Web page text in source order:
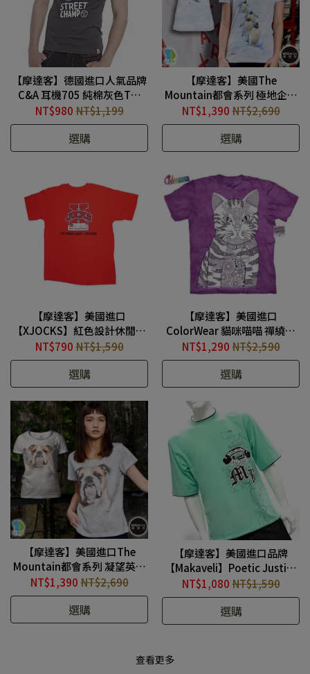
【摩達客】德國進口人氣品牌
C&A 耳機705 純棉灰色T恤
(10410060007)
NT$980 NT$1,199
選購
【摩達客】美國The
Mountain都會系列 極地企鵝
哦耶 V領藝術修身女版短袖T
恤 #TM210507002
NT$1,390 NT$2,690
選購
【摩達客】美國進口
【XJOCKS】紅色設計休閒短
袖T恤 (10413087001)
NT$790 NT$1,590
選購
【摩達客】美國進口
ColorWear 貓咪喵喵 禪繞畫
療癒藝術環保短袖T恤
#YTM10417A071005
NT$1,290 NT$2,590
選購
【摩達客】美國進口The
Mountain都會系列 凝望英國
鬥牛犬 圓領修身女版短T
#TM210506007
NT$1,390 NT$2,690
選購
【摩達客】美國進口品牌
【Makaveli】Poetic Justice
綠色 T 恤 1048029003
NT$1,080 NT$1,590
選購
查看更多